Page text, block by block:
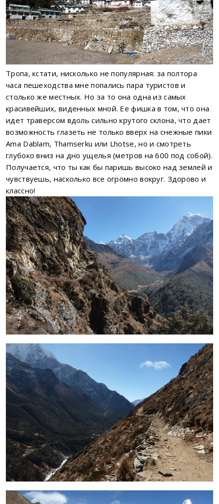
Тропа, кстати, нисколько не популярная: за полтора
часа пешеходства мне попались пара туристов и
столько же местных. Но за то она одна из самых
красивейших, виденных мной. Ее фишка в том, что она
идет траверсом вдоль сильно крутого склона, что дает
возможность глазеть не только вверх на снежные пики
Ama Dablam, Thamserku или Lhotse, но и смотреть
глубоко вниз на дно ущелья (метров на 600 под собой).
Получается, что ты как бы паришь высоко над землей и
чувствуешь, насколько все огромно вокруг. Здорово и
классно!